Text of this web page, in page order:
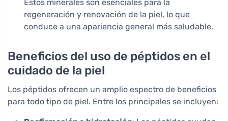
Estos minerales son esenciales para la
regeneración y renovación de la piel, lo que
conduce a una apariencia general más saludable.
Beneficios del uso de péptidos en el
cuidado de la piel
Los péptidos ofrecen un amplio espectro de beneficios
para todo tipo de piel. Entre los principales se incluyen: